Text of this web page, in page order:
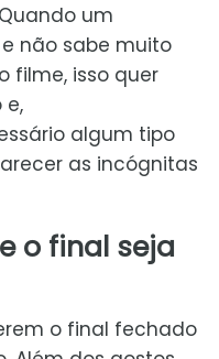
um
e não sabe muito
filme, isso quer
e,
algum tipo
as incógnitas
o final seja
o final fechado